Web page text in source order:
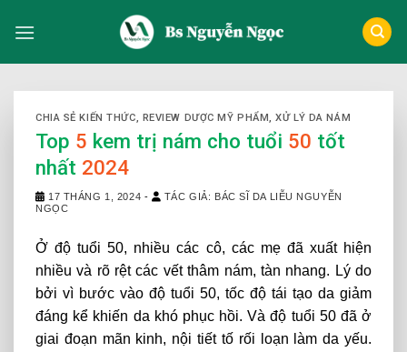
CHIA SẺ KIẾN THỨC, REVIEW DƯỢC MỸ PHẨM,XỬ LÝ DA NÁM
Top 5 kem trị nám cho tuổi 50 tốt
nhất 2024
17 THÁNG 1, 2024 -
TÁC GIẢ: BÁC SĨ DA LIỄU NGUYỄN
NGỌC
Ở độ tuổi 50, nhiều các cô, các mẹ đã xuất hiện
nhiều và rõ rệt các vết thâm nám, tàn nhang. Lý do
bởi vì bước vào độ tuổi 50, tốc độ tái tạo da giảm
đáng kể khiến da khó phục hồi. Và độ tuổi 50 đã ở
giai đoạn mãn kinh, nội tiết tố rối loạn làm da yếu.